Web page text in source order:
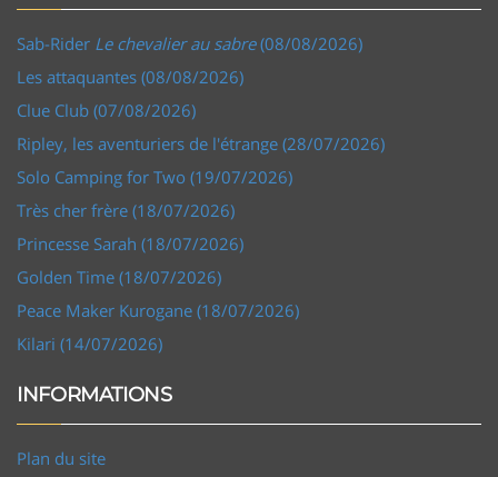
Sab-Rider Le chevalier au sabre(08/08/2026)
Les attaquantes (08/08/2026)
Clue Club (07/08/2026)
Ripley, les aventuriers de l'étrange (28/07/2026)
Solo Camping for Two (19/07/2026)
Très cher frère (18/07/2026)
Princesse Sarah (18/07/2026)
Golden Time (18/07/2026)
Peace Maker Kurogane (18/07/2026)
Kilari (14/07/2026)
INFORMATIONS
Plan du site